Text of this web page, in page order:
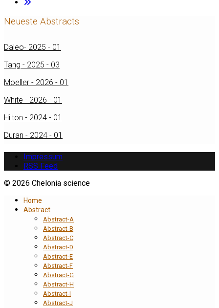
Neueste Abstracts
Daleo- 2025 - 01
Tang - 2025 - 03
Moeller - 2026 - 01
White - 2026 - 01
Hilton - 2024 - 01
Duran - 2024 - 01
Impressum
RSS Feed
© 2026 Chelonia science
Home
Abstract
Abstract-A
Abstract-B
Abstract-C
Abstract-D
Abstract-E
Abstract-F
Abstract-G
Abstract-H
Abstract-I
Abstract-J